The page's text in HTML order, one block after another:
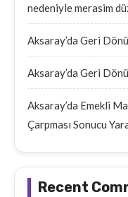
nedeniyle merasim
Aksaray’da Geri
Aksaray’da Geri
Aksaray’da Emekli
Çarpması Sonucu
Recent